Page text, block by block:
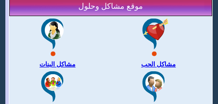
موقع مشاكل وحلول
مشاكل البنات مشاكل الحب